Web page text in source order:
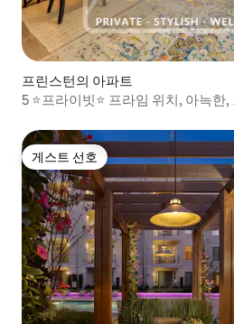
프린스턴의 아파트
5 ⭐️프라이빗⭐️ 프라임 위치, 아늑
게스트 선호
게스트 선호